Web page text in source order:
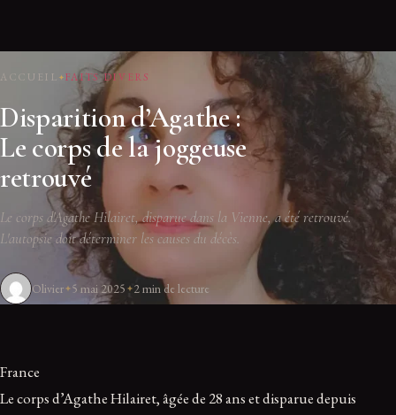
ACCUEIL FAITS DIVERS
Disparition d’Agathe :
Le corps de la joggeuse
retrouvé
Le corps d'Agathe Hilairet, disparue dans la Vienne, a été retrouvé.
L'autopsie doit déterminer les causes du décès.
Olivier 5 mai 2025 2 min de lecture
France
Le corps d’Agathe Hilairet, âgée de 28 ans et disparue depuis